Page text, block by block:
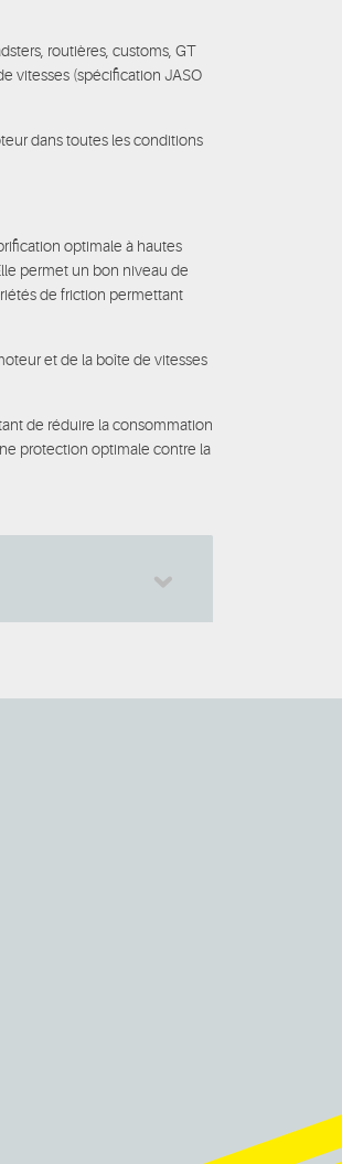
routières, customs, GT
vitesses (spécification JASO
dans toutes les conditions
optimale à hautes
permet un bon niveau de
de friction permettant
et de la boîte de vitesses
de réduire la consommation
protection optimale contre la